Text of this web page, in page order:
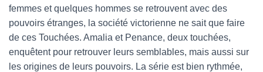
femmes et quelques hommes se retrouvent avec des
pouvoirs étranges, la société victorienne ne sait que faire
de ces Touchées. Amalia et Penance, deux touchées,
enquêtent pour retrouver leurs semblables, mais aussi sur
les origines de leurs pouvoirs. La série est bien rythmée,